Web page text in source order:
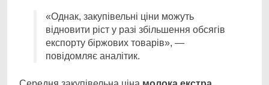
«Однак, закупівельні ціни можуть
відновити ріст у разі збільшення обсягів
експорту біржових товарів», —
повідомляє аналітик.